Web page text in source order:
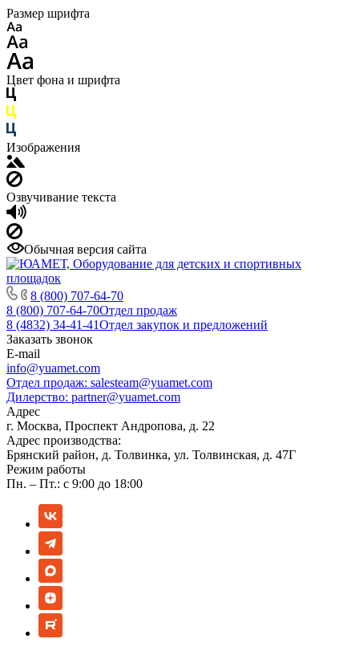
Размер шрифта
Цвет фона и шрифта
Изображения
Озвучивание текста
Обычная версия сайта
8 (800) 707-64-70
8 (800) 707-64-70Отдел продаж
8 (4832) 34-41-41Отдел закупок и предложений
Заказать звонок
E-mail
info@yuamet.com
Отдел продаж: salesteam@yuamet.com
Дилерство: partner@yuamet.com
Адрес
г. Москва, Проспект Андропова, д. 22
Адрес производства:
Брянский район, д. Толвинка, ул. Толвинская, д. 47Г
Режим работы
Пн. – Пт.: с 9:00 до 18:00